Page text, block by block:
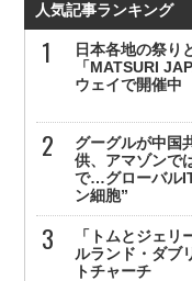
人気記事ランキング
日本各地の祭り
「MATSURI
ウェイで開催中
グーグルが中国
供、アマゾンで
で…グローバル
ン細胞”
「トムとジェリ
ルランド・ダブ
トチャーチ